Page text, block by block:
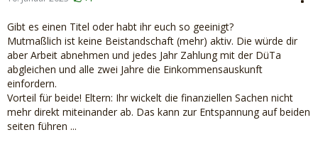
Gibt es einen Titel oder habt ihr euch so geeinigt?
Mutmaßlich ist keine Beistandschaft (mehr) aktiv. Die würde dir
aber Arbeit abnehmen und jedes Jahr Zahlung mit der DüTa
abgleichen und alle zwei Jahre die Einkommensauskunft
einfordern.
Vorteil für beide! Eltern: Ihr wickelt die finanziellen Sachen nicht
mehr direkt miteinander ab. Das kann zur Entspannung auf beiden
seiten führen ...